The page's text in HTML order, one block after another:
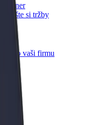
partner
zvyšte si tržby
pro vaši firmu